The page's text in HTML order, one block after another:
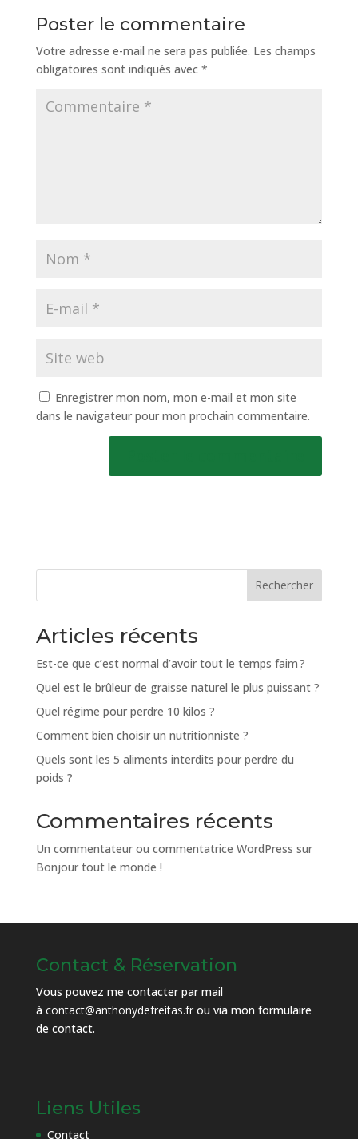
Poster le commentaire
Votre adresse e-mail ne sera pas publiée. Les champs
obligatoires sont indiqués avec *
Enregistrer mon nom, mon e-mail et mon site
dans le navigateur pour mon prochain commentaire.
Rechercher
Articles récents
Est-ce que c’est normal d’avoir tout le temps faim ?
Quel est le brûleur de graisse naturel le plus puissant ?
Quel régime pour perdre 10 kilos ?
Comment bien choisir un nutritionniste ?
Quels sont les 5 aliments interdits pour perdre du
poids ?
Commentaires récents
Un commentateur ou commentatrice WordPress sur
Bonjour tout le monde !
Contact & Réservation
Vous pouvez me contacter par mail
à contact@anthonydefreitas.frou via mon formulaire
de contact.
Liens Utiles
Contact